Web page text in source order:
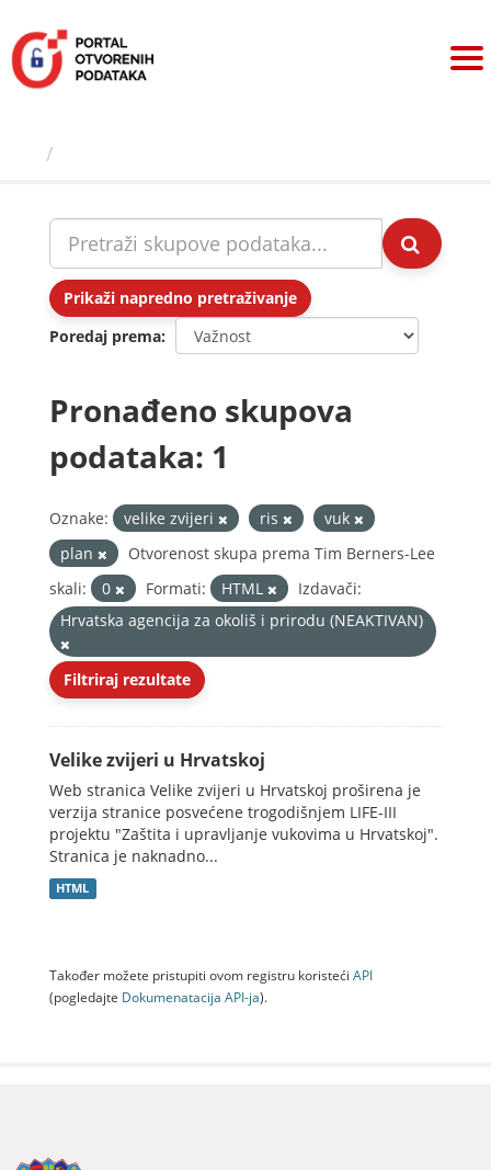
sadržaj
Prikaži napredno pretraživanje
Poredaj prema
Pronađeno skupova
podataka: 1
Oznake: velike zvijeri ris
vuk
plan
Otvorenost skupa prema Tim Berners-Lee
skali:
0 Formati: HTML
Izdavači:
Hrvatska agencija za okoliš i prirodu (NEAKTIVAN)
Filtriraj rezultate
Velike zvijeri u Hrvatskoj
Web stranica Velike zvijeri u Hrvatskoj proširena je
verzija stranice posvećene trogodišnjem LIFE-III
projektu "Zaštita i upravljanje vukovima u Hrvatskoj".
Stranica je naknadno...
HTML
Također možete pristupiti ovom registru koristeći API
(pogledajte Dokumenаtаcijа API-jа).